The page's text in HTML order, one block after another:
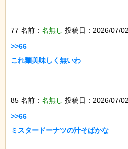
77 名前： 名無し 投稿日：2026/07/
>>66
これ麺美味しく無いわ
85 名前： 名無し 投稿日：2026/07/
>>66
ミスタードーナツの汁そばかな